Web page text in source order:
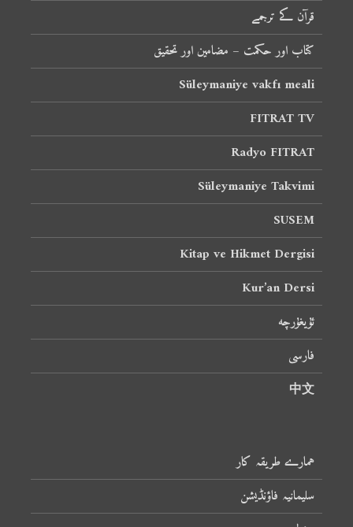
قرآن کے ترجمے
کتاب اور حکمت – مضامین اور تحقیق
Süleymaniye vakfı meali
FITRAT TV
Radyo FITRAT
Süleymaniye Takvimi
SUSEM
Kitap ve Hikmet Dergisi
Kur’an Dersi
ئۇيغۇرچە
فارسی
中文
ہمارے طریقہ کار
سلیمانیہ فاؤنڈیشن